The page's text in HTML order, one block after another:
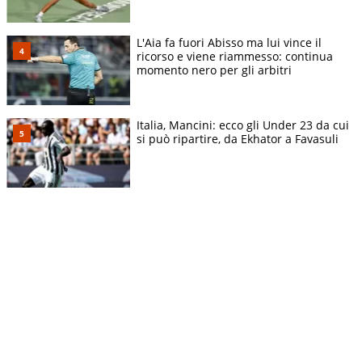
L'Aia fa fuori Abisso ma lui vince il
ricorso e viene riammesso: continua
momento nero per gli arbitri
Italia, Mancini: ecco gli Under 23 da cui
si può ripartire, da Ekhator a Favasuli